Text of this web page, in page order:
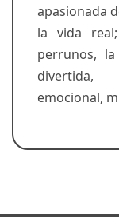
apasionada
la vida
perrunos,
divertida,
emocional,